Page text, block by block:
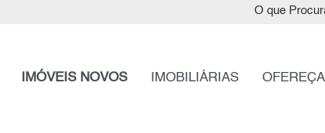
O que
IMÓVEIS NOVOS IMOBILIÁRIAS